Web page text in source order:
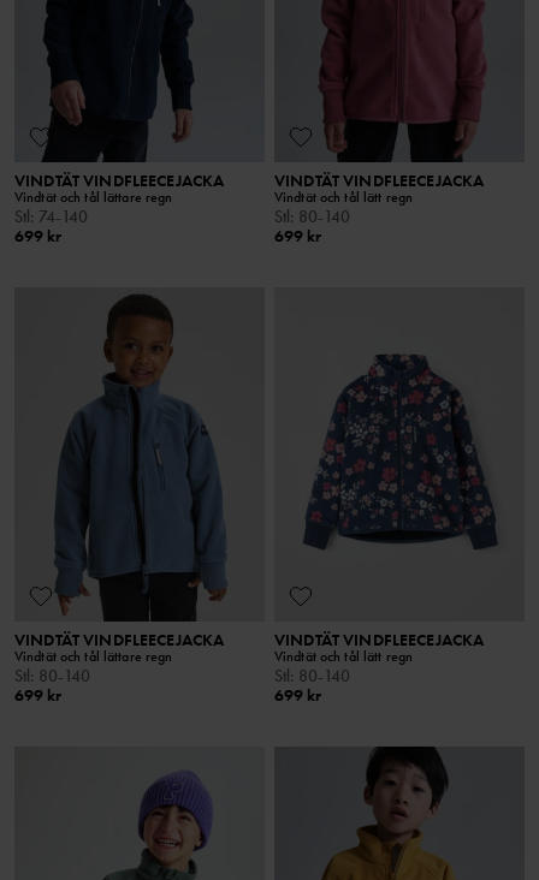
VINDTÄT VINDFLEECEJACKA
Vindtät och tål lättare regn
Stl : 74-140
699 kr
VINDTÄT VINDFLEECEJACKA
Vindtät och tål lätt regn
Stl : 80-140
699 kr
VINDTÄT VINDFLEECEJACKA
Vindtät och tål lättare regn
Stl: 80-140
699 kr
VINDTÄT VINDFLEECEJACKA
Vindtät och tål lätt regn
Stl: 80-140
699 kr